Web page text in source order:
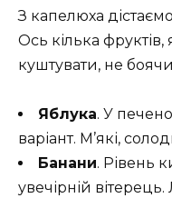
З капелюха
Ось кілька
куштувати, не
Яблука. У
варіант. М’які,
Банани. Рівень
увечірній